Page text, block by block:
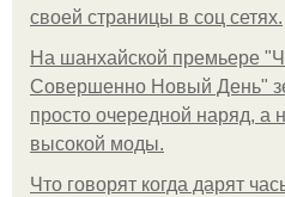
своей страницы в соц сетях.
На шанхайской премьере
Совершенно Новый День"
просто очередной наряд, а
высокой моды.
Что говорят когда дарят